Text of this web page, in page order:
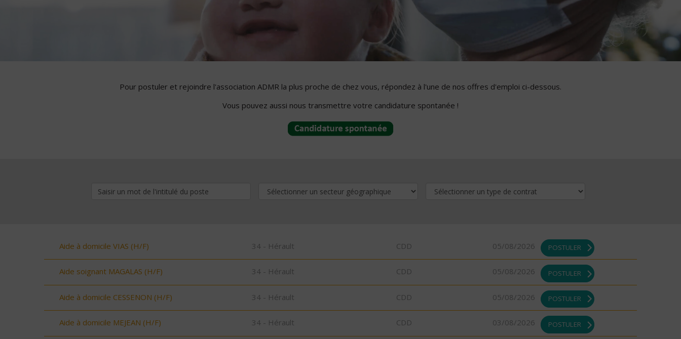
Pour postuler et rejoindre l'association ADMR la plus proche de chez vous, répondez à l'une de nos offres d'emploi ci-dessous.
Vous pouvez aussi nous transmettre votre candidature spontanée !
Aide à domicile VIAS (H/F) 34 - Hérault CDD 05/08/2026 POSTULER
Aide soignant MAGALAS (H/F) 34 - Hérault CDD 05/08/2026 POSTULER
Aide à domicile CESSENON (H/F) 34 - Hérault CDD 05/08/2026 POSTULER
Aide à domicile MEJEAN (H/F) 34 - Hérault CDD 03/08/2026 POSTULER